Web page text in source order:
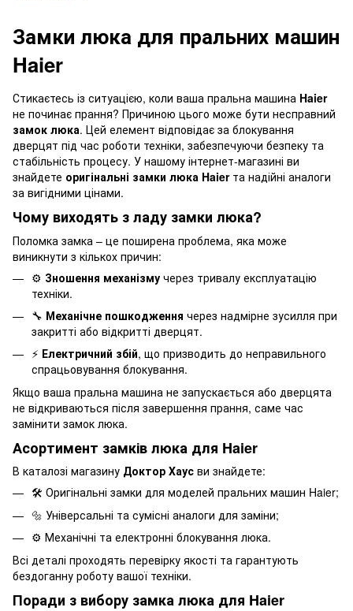
Замки люка для пральних машин
Haier
Стикаєтесь із ситуацією, коли ваша пральна машина Haier
не починає прання? Причиною цього може бути несправний
замок люка. Цей елемент відповідає за блокування
дверцят під час роботи техніки, забезпечуючи безпеку та
стабільність процесу. У нашому інтернет-магазині ви
знайдете оригінальні замки люка Haierта надійні аналоги
за вигідними цінами.
Чому виходять з ладу замки люка?
Поломка замка – це поширена проблема, яка може
виникнути з кількох причин:
⚙️ Зношення механізму через тривалу експлуатацію
техніки.
🔧 Механічне пошкодження через надмірне зусилля при
закритті або відкритті дверцят.
⚡ Електричний збій, що призводить до неправильного
спрацьовування блокування.
Якщо ваша пральна машина не запускається або дверцята
не відкриваються після завершення прання, саме час
замінити замок люка.
Асортимент замків люка для Haier
В каталозі магазину Доктор Хаус ви знайдете:
🛠️ Оригінальні замки для моделей пральних машин Haier;
🔩 Універсальні та сумісні аналоги для заміни;
⚙️ Механічні та електронні блокування люка.
Всі деталі проходять перевірку якості та гарантують
бездоганну роботу вашої техніки.
Поради з вибору замка люка для Haier